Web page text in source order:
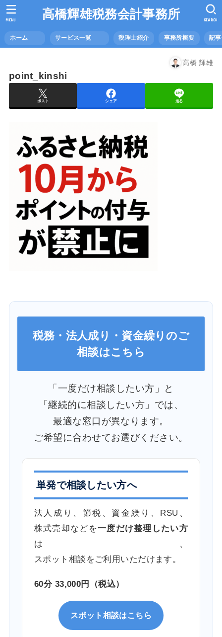
高橋輝雄税務会計事務所
ホーム サービス一覧 税理士紹介 事務所概要 記
SEARCH
MENU
高橋 輝雄
point_kinshi
ポスト シェア 送る
税務・法人成り・資金繰りのご
相談はこちら
「一度だけ相談したい方」と
「継続的に相談したい方」では、
最適な窓口が異なります。
ご希望に合わせてお選びください。
単発で相談したい方へ
法人成り、節税、資金繰り、RSU、
株式売却などを一度だけ整理したい方
は、
スポット相談をご利用いただけます。
60分 33,000円（税込）
スポット相談はこちら